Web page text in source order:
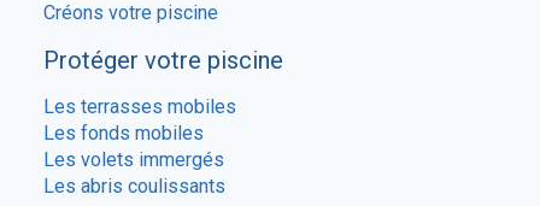
Créons votre piscine
Protéger votre piscine
Les terrasses mobiles
Les fonds mobiles
Les volets immergés
Les abris coulissants